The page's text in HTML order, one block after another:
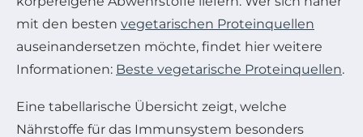
mit den besten vegetarischen Proteinquellen
auseinandersetzen möchte, findet hier weitere
Informationen: Beste vegetarische Proteinquellen.
Eine tabellarische Übersicht zeigt, welche
Nährstoffe für das Immunsystem besonders